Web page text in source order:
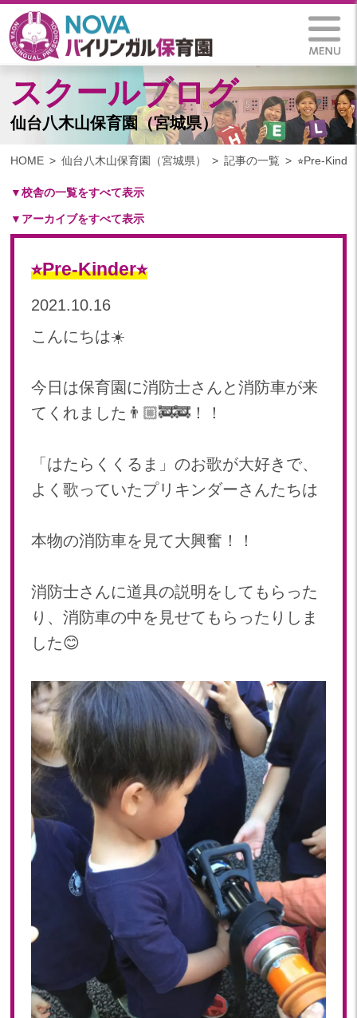
スクールブログ
仙台八木山保育園（宮城県）
HOME 仙台八木山保育園（宮城県） 記事の一覧 ⭐︎Pre-
▼校舎の一覧をすべて表示
札幌保育園（北海道）
仙台八木山保育園（宮城県）
仙台富沢保育園（宮城県）
つくば西平塚保育園(茨城県)
札幌東雁来保育園(北海道)
▼アーカイブをすべて表示
2025年 03月(1)
2024年 09月(18)
2024年 07月(22)
2024年 06月(20)
2024年 04月(21)
2024年 03月(20)
2023
2023年 11月(20)
2023年 10月(21)
2023年 09月(20)
2023年 07月(20)
2023年 06月(21)
2023年 05月(20)
2023年 04月(20)
2023年 03月(22)
2023年 02月(19)
2023年 01月(19)
2022
2022年 12月(20)
2022年 11月(20)
2022年 09月(19)
2022年 07月(20)
2022年 06月(22)
⭐︎Pre-Kinder⭐︎
2021.10.16
こんにちは☀️
今日は保育園に消防士さんと消防車が来
てくれました👨🏼‍🚒🚒！！
「はたらくくるま」のお歌が大好きで、
よく歌っていたプリキンダーさんたちは
本物の消防車を見て大興奮！！
消防士さんに道具の説明をしてもらった
り、消防車の中を見せてもらったりしま
した😊